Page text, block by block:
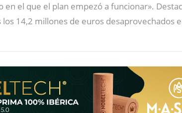
en el que el plan empezó a funcionar».
14,2 millones de euros desaprovechados